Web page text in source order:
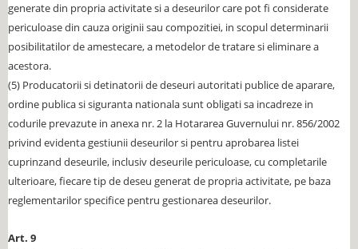
generate din propria activitate si a deseurilor care pot fi considerate
periculoase din cauza originii sau compozitiei, in scopul determinarii
posibilitatilor de amestecare, a metodelor de tratare si eliminare a
acestora.
(5) Producatorii si detinatorii de deseuri autoritati publice de aparare,
ordine publica si siguranta nationala sunt obligati sa incadreze in
codurile prevazute in anexa nr. 2 la Hotararea Guvernului nr. 856/2002
privind evidenta gestiunii deseurilor si pentru aprobarea listei
cuprinzand deseurile, inclusiv deseurile periculoase, cu completarile
ulterioare, fiecare tip de deseu generat de propria activitate, pe baza
reglementarilor specifice pentru gestionarea deseurilor.
Art. 9